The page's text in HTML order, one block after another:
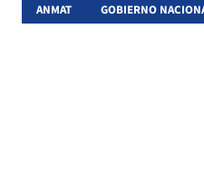
ANMAT GOBIERNO